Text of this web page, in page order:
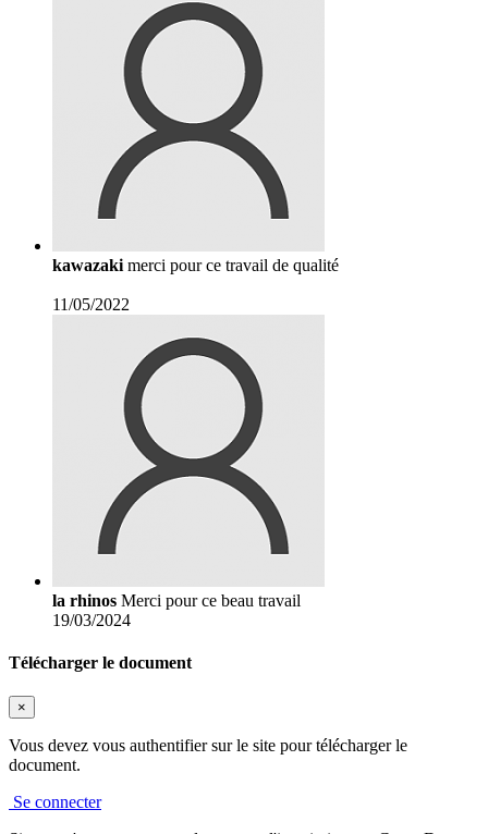
kawazaki merci pour ce travail de qualité
11/05/2022
la rhinos Merci pour ce beau travail
19/03/2024
Télécharger le document
×
Vous devez vous authentifier sur le site pour télécharger le
document.
Se connecter